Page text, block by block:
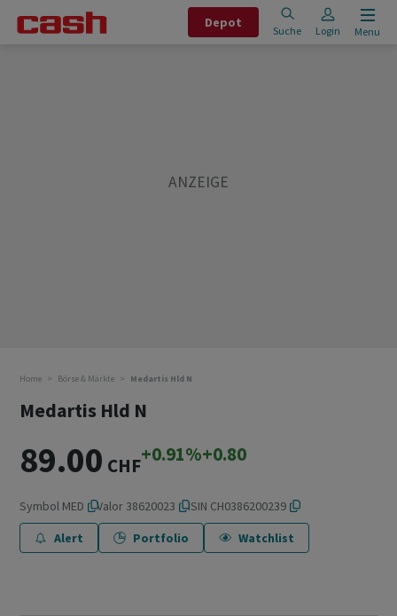
Depot
Suche Login Menu
Home Börse & Märkte Medartis Hld N
Medartis Hld N
89.00 CHF+0.91%+0.80
Symbol MED Valor 38620023 ISIN CH0386200239
Alert
Portfolio Watchlist